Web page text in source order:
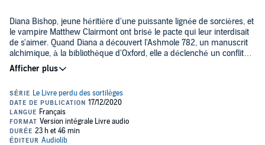
Diana Bishop, jeune héritière d'une puissante lignée de sorcières, et
le vampire Matthew Clairmont ont brisé le pacte qui leur interdisait
de s'aimer. Quand Diana a découvert l'Ashmole 782, un manuscrit
alchimique, à la bibliothèque d'Oxford, elle a déclenché un conflit
millénaire. La paix fragile entre les vampires, les sorcières, les
démons et les humains est désormais menacée.
d'échapper à leurs ennemis, Diana et Matthew ont fui à Londres...
en 1590. Un monde d'espions et de subterfuges, qui les plonge
dans les arcanes du passé de Matthew et les confronte aux
pouvoirs de Diana.
Et à l'inquiétante